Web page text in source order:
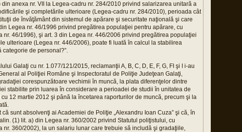
anexa nr. VII la Legea-cadru nr. 284/2010 privind salarizarea unitară a
şi completările ulterioare (Legea-cadru nr. 284/2010), perioada cât
de învăţământ din sistemul de apărare şi securitate naţională şi care
Legea nr. 46/1996 privind pregătirea populaţiei pentru apărare, cu
46/1996), şi art. 3 din Legea nr. 446/2006 privind pregătirea populaţiei
ulterioare (Legea nr. 446/2006), poate fi luată în calcul la stabilirea
de personal?”.
Galaţi cu nr. 1.077/121/2015, reclamanţii A, B, C, D, E, F, G, FI şi I i-au
al Poliţiei Române şi Inspectoratul de Poliţie Judeţean Galaţi,
corespunzătoare vechimii în muncă, la plata diferenţelor dintre
stabilite prin luarea în considerare a perioadei de studii în unitatea de
12 martie 2012 şi până la încetarea raporturilor de muncă, precum şi la
sunt absolvenţi ai Academiei de Poliţie „Alexandru Ioan Cuza” şi că, în
(1) lit. a) din Legea nr. 360/2002 privind Statutul poliţistului, cu
360/2002), la un salariu lunar care trebuie să includă şi gradaţiile,